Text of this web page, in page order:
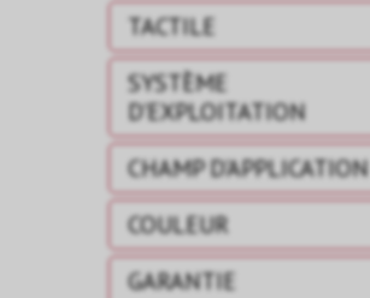
TACTILE
SYSTÈME
D'EXPLOITATION
CHAMP D'APPLICATION
COULEUR
GARANTIE